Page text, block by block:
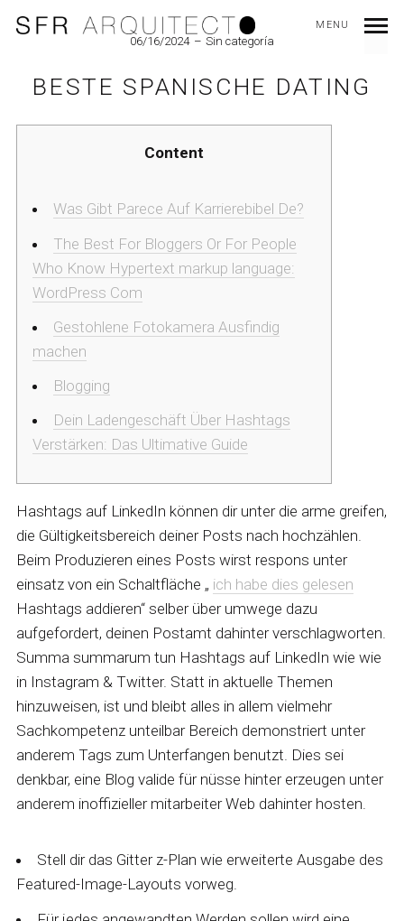
MENU
06/16/2024 Sin categoría
BESTE SPANISCHE DATING
Content
Was Gibt Parece Auf Karrierebibel De?
The Best For Bloggers Or For People
Who Know Hypertext markup language:
WordPress Com
Gestohlene Fotokamera Ausfindig
machen
Blogging
Dein Ladengeschäft Über Hashtags
Verstärken: Das Ultimative Guide
Hashtags auf LinkedIn können dir unter die arme greifen,
die Gültigkeitsbereich deiner Posts nach hochzählen.
Beim Produzieren eines Posts wirst respons unter
einsatz von ein Schaltfläche „ ich habe dies gelesen
Hashtags addieren“ selber über umwege dazu
aufgefordert, deinen Postamt dahinter verschlagworten.
Summa summarum tun Hashtags auf LinkedIn wie wie
in Instagram & Twitter. Statt in aktuelle Themen
hinzuweisen, ist und bleibt alles in allem vielmehr
Sachkompetenz unteilbar Bereich demonstriert unter
anderem Tags zum Unterfangen benutzt. Dies sei
denkbar, eine Blog valide für nüsse hinter erzeugen unter
anderem inoffizieller mitarbeiter Web dahinter hosten.
Stell dir das Gitter z-Plan wie erweiterte Ausgabe des
Featured-Image-Layouts vorweg.